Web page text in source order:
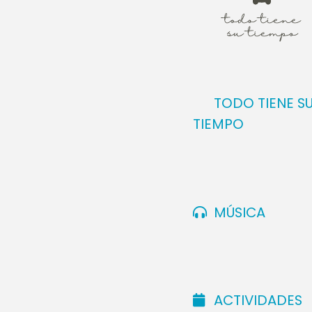
TODO TIENE
TIEMPO
MÚSICA
ACTIVIDADES